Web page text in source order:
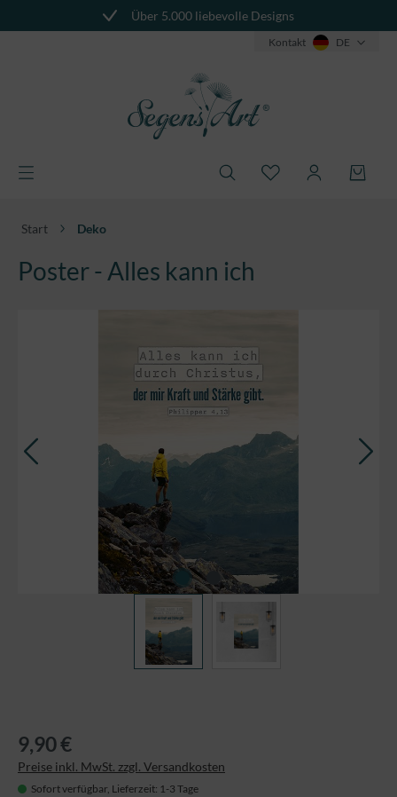
Über 5.000 liebevolle Designs
Kontakt DE
Start Deko
Poster - Alles kann ich
9,90 €
Preise inkl. MwSt. zzgl. Versandkosten
Sofort verfügbar, Lieferzeit: 1-3 Tage